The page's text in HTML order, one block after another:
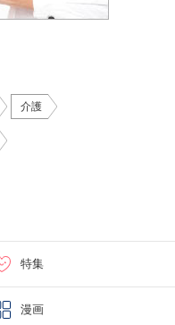
介護
特集
漫画